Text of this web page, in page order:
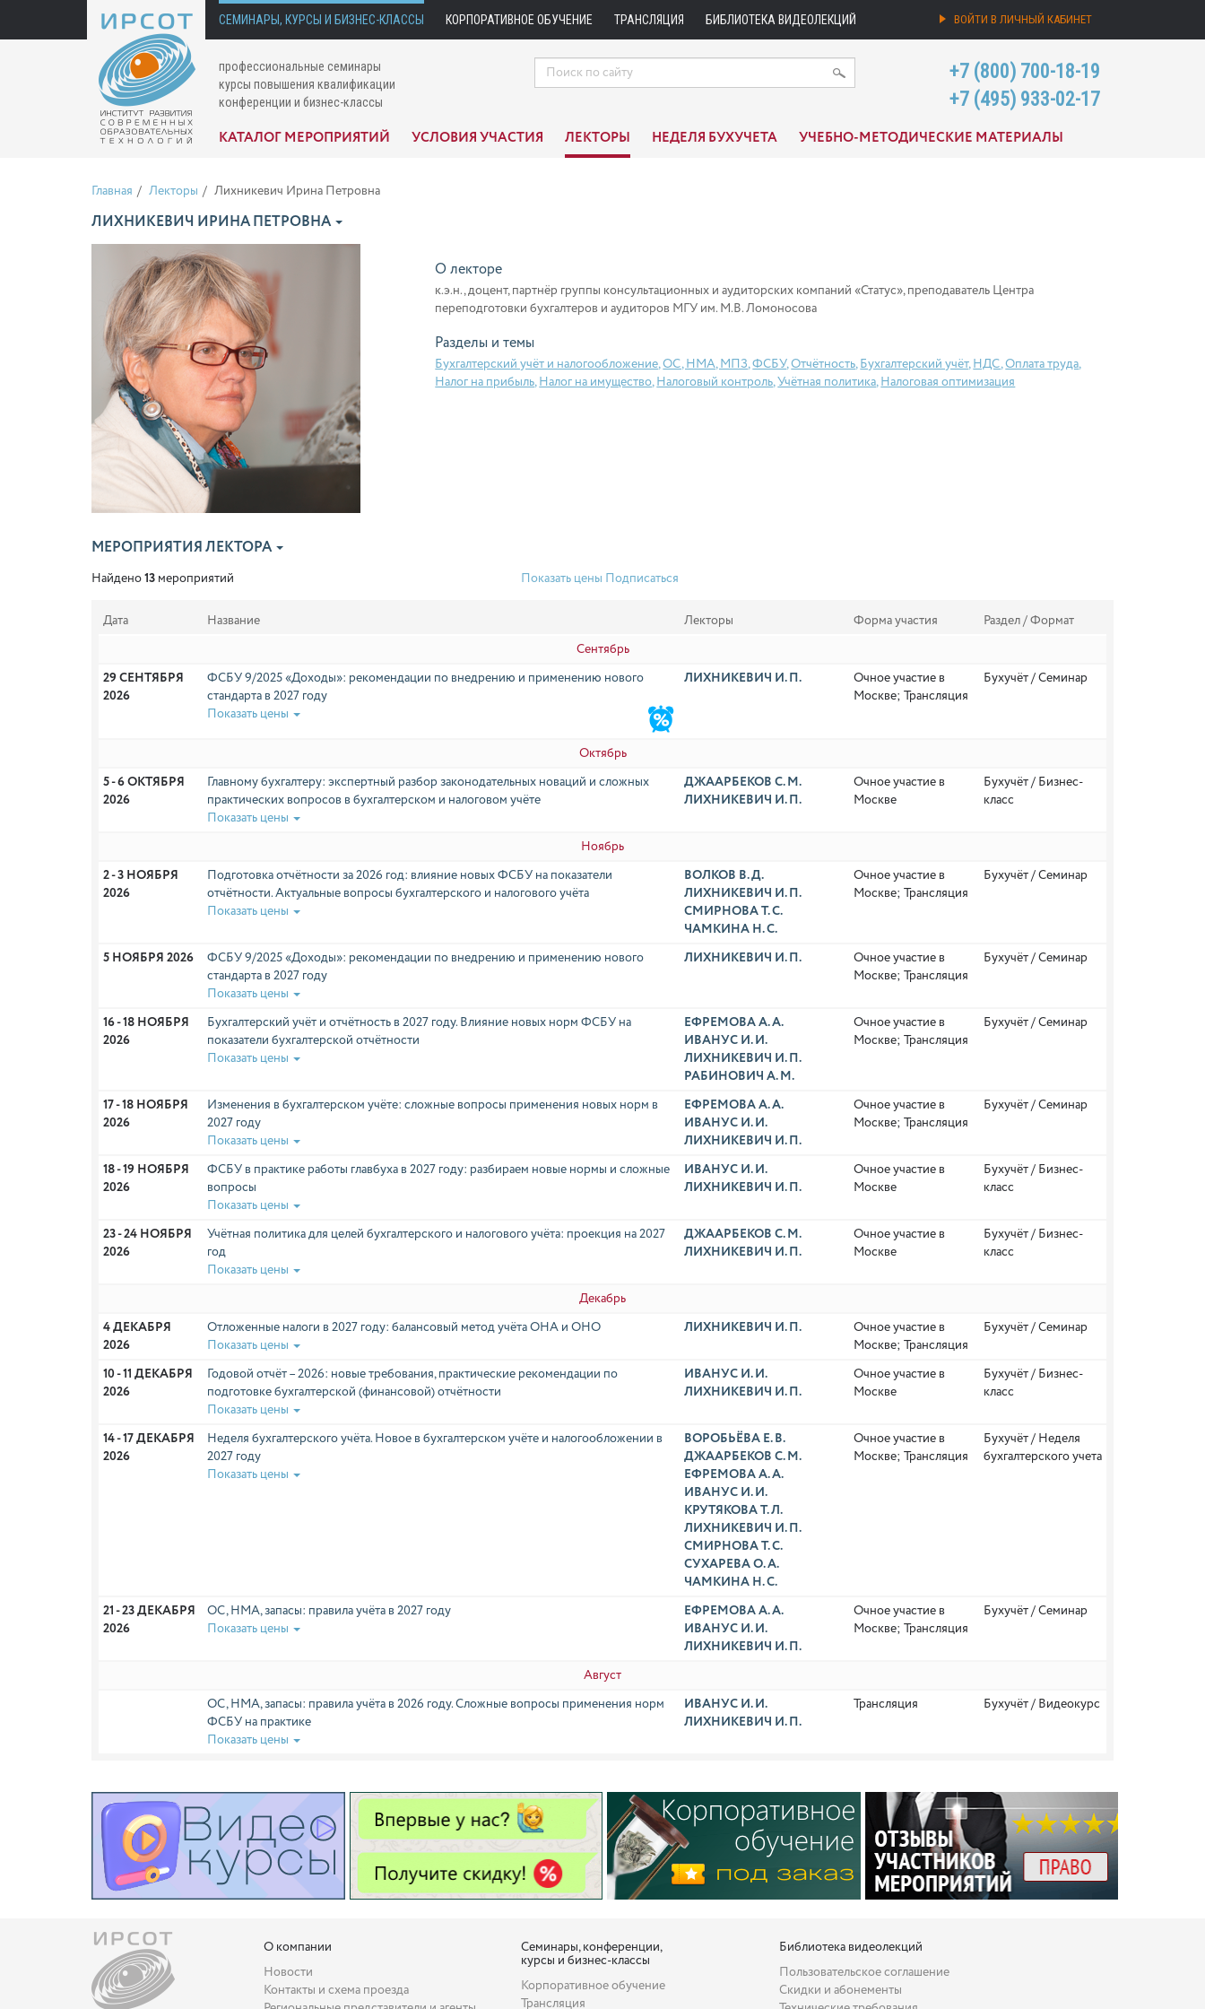
СЕМИНАРЫ, КУРСЫ И БИЗНЕС-КЛАССЫ КОРПОРАТИВНОЕ ОБУЧЕНИЕ ТРАНСЛЯЦИЯ БИБЛИОТЕКА ВИДЕОЛЕКЦИЙ ВОЙТИ В ЛИЧНЫЙ КАБИНЕТ
профессиональные семинары
курсы повышения квалификации
конференции и бизнес-классы
+7 (800) 700-18-19
+7 (495) 933-02-17
КАТАЛОГ МЕРОПРИЯТИЙ УСЛОВИЯ УЧАСТИЯ ЛЕКТОРЫ НЕДЕЛЯ БУХУЧЕТА УЧЕБНО-МЕТОДИЧЕСКИЕ МАТЕРИАЛЫ
Главная Лекторы Лихникевич Ирина Петровна
ЛИХНИКЕВИЧ ИРИНА ПЕТРОВНА
О лекторе
к.э.н., доцент, партнёр группы консультационных и аудиторских компаний «Статус», преподаватель Центра
переподготовки бухгалтеров и аудиторов МГУ им. М.В. Ломоносова
Разделы и темы
Бухгалтерский учёт и налогообложение,ОС, НМА, МПЗ,ФСБУ,Отчётность,Бухгалтерский учёт,НДС,Оплата труда,
Налог на прибыль,Налог на имущество,Налоговый контроль,Учётная политика,Налоговая оптимизация
МЕРОПРИЯТИЯ ЛЕКТОРА
Найдено13 мероприятий Показать цены Подписаться
Дата Название Лекторы Форма участия
Раздел / Формат
Сентябрь
29 СЕНТЯБРЯ
2026
ФСБУ 9/2025 «Доходы»: рекомендации по внедрению и применению нового
стандарта в 2027 году
Показать цены
ЛИХНИКЕВИЧ И. П.
Очное участие в
Москве; Трансляция
Бухучёт / Семинар
Октябрь
5 - 6 ОКТЯБРЯ
2026
Главному бухгалтеру: экспертный разбор законодательных новаций и сложных
практических вопросов в бухгалтерском и налоговом учёте
Показать цены
ДЖААРБЕКОВ С. М.
ЛИХНИКЕВИЧ И. П.
Очное участие в
Москве
Бухучёт / Бизнес-
класс
Ноябрь
2 - 3 НОЯБРЯ
2026
Подготовка отчётности за 2026 год: влияние новых ФСБУ на показатели
отчётности. Актуальные вопросы бухгалтерского и налогового учёта
Показать цены
ВОЛКОВ В. Д.
ЛИХНИКЕВИЧ И. П.
СМИРНОВА Т. С.
ЧАМКИНА Н. С.
Очное участие в
Москве; Трансляция
Бухучёт / Семинар
5 НОЯБРЯ 2026
ФСБУ 9/2025 «Доходы»: рекомендации по внедрению и применению нового
стандарта в 2027 году
Показать цены
ЛИХНИКЕВИЧ И. П.
Очное участие в
Москве; Трансляция
Бухучёт / Семинар
16 - 18 НОЯБРЯ
2026
Бухгалтерский учёт и отчётность в 2027 году. Влияние новых норм ФСБУ на
показатели бухгалтерской отчётности
Показать цены
ЕФРЕМОВА А. А.
ИВАНУС И. И.
ЛИХНИКЕВИЧ И. П.
РАБИНОВИЧ А. М.
Очное участие в
Москве; Трансляция
Бухучёт / Семинар
17 - 18 НОЯБРЯ
2026
Изменения в бухгалтерском учёте: сложные вопросы применения новых норм в
2027 году
Показать цены
ЕФРЕМОВА А. А.
ИВАНУС И. И.
ЛИХНИКЕВИЧ И. П.
Очное участие в
Москве; Трансляция
Бухучёт / Семинар
18 - 19 НОЯБРЯ
2026
ФСБУ в практике работы главбуха в 2027 году: разбираем новые нормы и сложные
вопросы
Показать цены
ИВАНУС И. И.
ЛИХНИКЕВИЧ И. П.
Очное участие в
Москве
Бухучёт / Бизнес-
класс
23 - 24 НОЯБРЯ
2026
Учётная политика для целей бухгалтерского и налогового учёта: проекция на 2027
год
Показать цены
ДЖААРБЕКОВ С. М.
ЛИХНИКЕВИЧ И. П.
Очное участие в
Москве
Бухучёт / Бизнес-
класс
Декабрь
4 ДЕКАБРЯ
2026
Отложенные налоги в 2027 году: балансовый метод учёта ОНА и ОНО
Показать цены
ЛИХНИКЕВИЧ И. П.
Очное участие в
Москве; Трансляция
Бухучёт / Семинар
10 - 11 ДЕКАБРЯ
2026
Годовой отчёт – 2026: новые требования, практические рекомендации по
подготовке бухгалтерской (финансовой) отчётности
Показать цены
ИВАНУС И. И.
ЛИХНИКЕВИЧ И. П.
Очное участие в
Москве
Бухучёт / Бизнес-
класс
14 - 17 ДЕКАБРЯ
2026
Неделя бухгалтерского учёта. Новое в бухгалтерском учёте и налогообложении в
2027 году
Показать цены
ВОРОБЬЁВА Е. В.
ДЖААРБЕКОВ С. М.
ЕФРЕМОВА А. А.
ИВАНУС И. И.
КРУТЯКОВА Т. Л.
ЛИХНИКЕВИЧ И. П.
СМИРНОВА Т. С.
СУХАРЕВА О. А.
ЧАМКИНА Н. С.
Очное участие в
Москве; Трансляция
Бухучёт / Неделя
бухгалтерского учета
21 - 23 ДЕКАБРЯ
2026
ОС, НМА, запасы: правила учёта в 2027 году
Показать цены
ЕФРЕМОВА А. А.
ИВАНУС И. И.
ЛИХНИКЕВИЧ И. П.
Очное участие в
Москве; Трансляция
Бухучёт / Семинар
Август
ОС, НМА, запасы: правила учёта в 2026 году. Сложные вопросы применения норм
ФСБУ на практике
Показать цены
ИВАНУС И. И.
ЛИХНИКЕВИЧ И. П.
Трансляция Бухучёт / Видеокурс
О компании
Новости
Контакты и схема проезда
Семинары, конференции,
курсы и бизнес-классы
Корпоративное обучение
Трансляция
Библиотека видеолекций
Пользовательское соглашение
Скидки и абонементы